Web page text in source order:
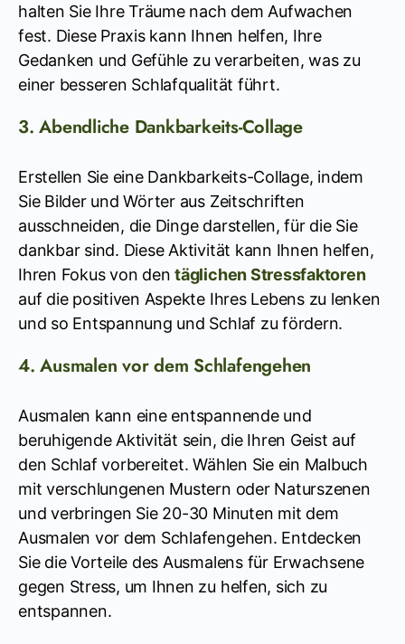
halten Sie Ihre Träume nach dem Aufwachen
fest. Diese Praxis kann Ihnen helfen, Ihre
Gedanken und Gefühle zu verarbeiten, was zu
einer besseren Schlafqualität führt.
3. Abendliche Dankbarkeits-Collage
Erstellen Sie eine Dankbarkeits-Collage, indem
Sie Bilder und Wörter aus Zeitschriften
ausschneiden, die Dinge darstellen, für die Sie
dankbar sind. Diese Aktivität kann Ihnen helfen,
Ihren Fokus von dentäglichen Stressfaktoren
auf die positiven Aspekte Ihres Lebens zu lenken
und so Entspannung und Schlaf zu fördern.
4. Ausmalen vor dem Schlafengehen
Ausmalen kann eine entspannende und
beruhigende Aktivität sein, die Ihren Geist auf
den Schlaf vorbereitet. Wählen Sie ein Malbuch
mit verschlungenen Mustern oder Naturszenen
und verbringen Sie 20-30 Minuten mit dem
Ausmalen vor dem Schlafengehen. Entdecken
Sie die Vorteile des Ausmalens für Erwachsene
gegen Stress, um Ihnen zu helfen, sich zu
entspannen.